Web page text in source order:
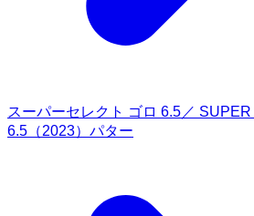
スーパーセレクト ゴロ 6.5／
6.5（2023）パター